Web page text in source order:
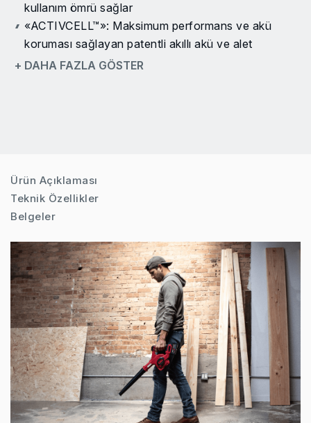
kullanım ömrü sağlar
«ACTIVCELL™»: Maksimum performans ve akü
koruması sağlayan patentli akıllı akü ve alet
etkileşimi
m3/dak) sayesinde güçlü performans
Rahat kullanım için yumuşak kavramalı kompakt
tasarım
Şişirme ve indirme için lastik uzatma nozülü ve
üniversal adaptör dahil
+ DAHA FAZLA GÖSTER
Ürün Açıklaması
Teknik Özellikler
Belgeler